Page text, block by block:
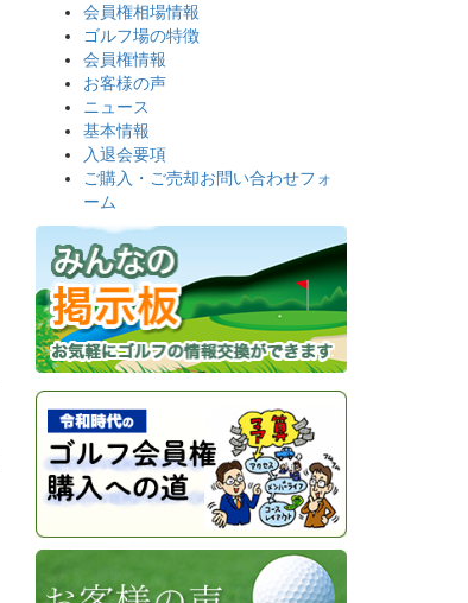
会員権相場情報
ゴルフ場の特徴
会員権情報
お客様の声
ニュース
基本情報
入退会要項
ご購入・ご売却お問い合わせフォ
ーム